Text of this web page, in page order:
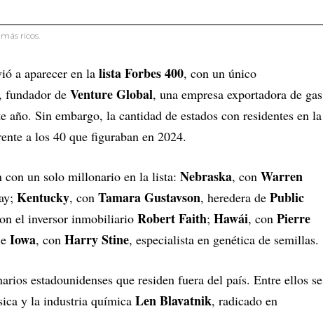
ricos.
a aparecer en la lista Forbes 400, con un único
, fundador de Venture Global, una empresa exportadora de gas
año. Sin embargo, la cantidad de estados con residentes en la
a los 40 que figuraban en 2024.
con un solo millonario en la lista: Nebraska, con Warren
Kentucky, con Tamara Gustavson, heredera de Public
el inversor inmobiliario Robert Faith; Hawái, con Pierre
Iowa, con Harry Stine, especialista en genética de semillas.
estadounidenses que residen fuera del país. Entre ellos se
y la industria química Len Blavatnik, radicado en